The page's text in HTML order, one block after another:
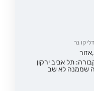
נר
אזור
תל אביב ירקון
שממנה לא שב